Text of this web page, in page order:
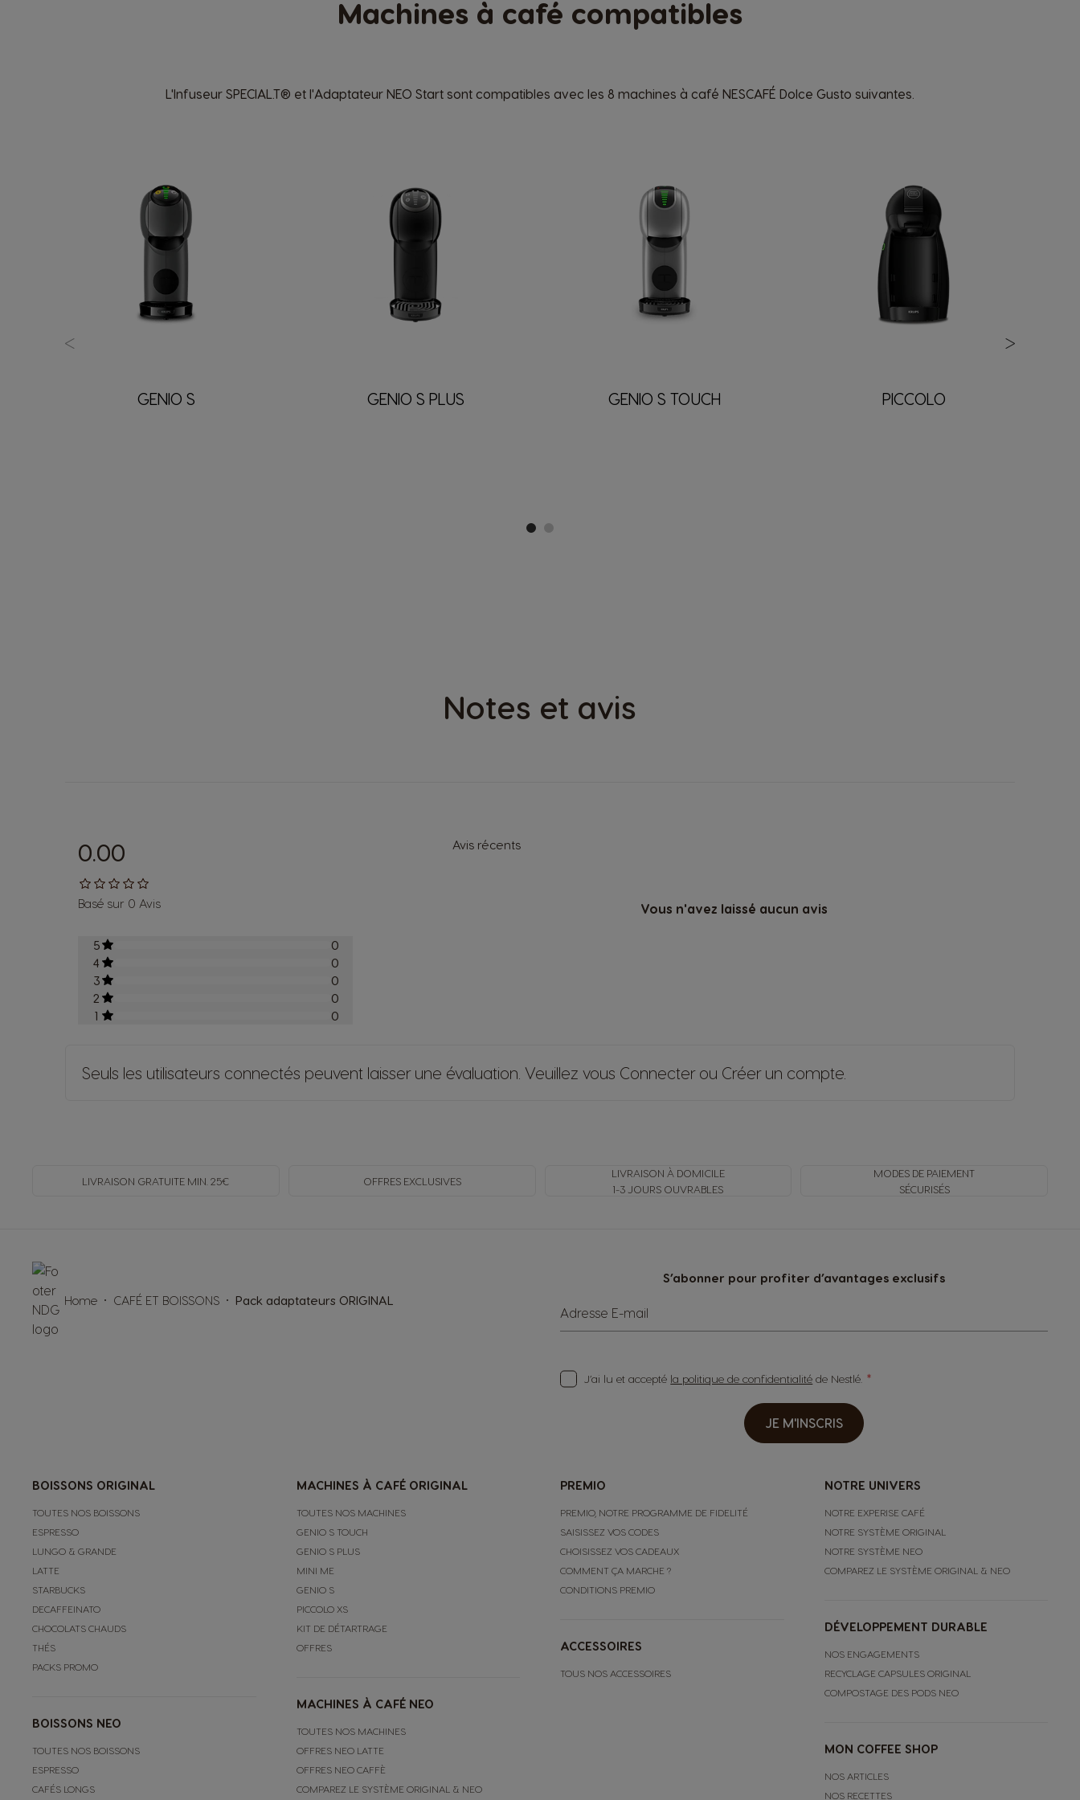
Machines à café compatibles
L'Infuseur SPECIAL.T® et l'Adaptateur NEO Start sont compatibles avec les 8 machines à café NESCAFÉ Dolce Gusto suivantes.
GENIO S GENIO S PLUS GENIO S TOUCH PICCOLO
< >
Notes et avis
0.00
Basé sur 0 Avis
5
0
4
0
3
0
2
0
1
0
Avis récents
Vous n'avez laissé aucun avis
Seuls les utilisateurs connectés peuvent laisser une évaluation. Veuillez vous Connecterou Créer un compte
LIVRAISON GRATUITE MIN. 25€ OFFRES EXCLUSIVES
LIVRAISON À DOMICILE
1-3 JOURS OUVRABLES
MODES DE PAIEMENT
SÉCURISÉS
S’abonner pour profiter d’avantages exclusifs
Adresse E-mail
J’ai lu et accepté la politique de confidentialité de Nestlé.
JE M'INSCRIS
Home CAFÉ ET BOISSONS Pack adaptateurs ORIGINAL
BOISSONS ORIGINAL
TOUTES NOS BOISSONS
ESPRESSO
LUNGO & GRANDE
LATTE
STARBUCKS
DECAFFEINATO
CHOCOLATS CHAUDS
THÉS
PACKS PROMO
BOISSONS NEO
TOUTES NOS BOISSONS
ESPRESSO
CAFÉS LONGS
MACHINES À CAFÉ ORIGINAL
TOUTES NOS MACHINES
GENIO S TOUCH
GENIO S PLUS
MINI ME
GENIO S
PICCOLO XS
KIT DE DÉTARTRAGE
OFFRES
MACHINES À CAFÉ NEO
TOUTES NOS MACHINES
OFFRES NEO LATTE
OFFRES NEO CAFFÈ
COMPAREZ LE SYSTÈME ORIGINAL & NEO
PREMIO
PREMIO, NOTRE PROGRAMME DE FIDELITÉ
SAISISSEZ VOS CODES
CHOISISSEZ VOS CADEAUX
COMMENT ÇA MARCHE ?
CONDITIONS PREMIO
ACCESSOIRES
TOUS NOS ACCESSOIRES
NOTRE UNIVERS
NOTRE EXPERISE CAFÉ
NOTRE SYSTÈME ORIGINAL
NOTRE SYSTÈME NEO
COMPAREZ LE SYSTÈME ORIGINAL & NEO
DÉVELOPPEMENT DURABLE
NOS ENGAGEMENTS
RECYCLAGE CAPSULES ORIGINAL
COMPOSTAGE DES PODS NEO
MON COFFEE SHOP
NOS ARTICLES
NOS RECETTES